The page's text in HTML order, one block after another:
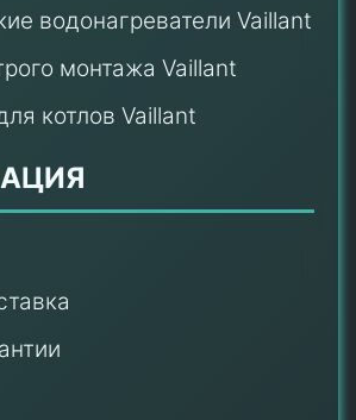
водонагреватели Vaillant
монтажа Vaillant
котлов Vaillant